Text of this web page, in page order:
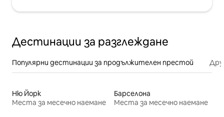
Дестинации за разглеждане
Популярни дестинации за продължителен престой
Ню Йорк
Места за месечно наемане
Барселона
Места за месечно наемане